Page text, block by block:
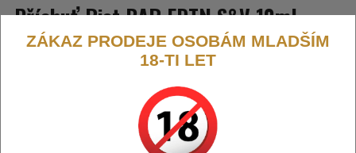
Příchuť Riot BAR EDTN S&V 10ml
Pineapple Ice (Ledový ananas)
Exotická chuť zralého ananasu v kombinaci s ledovým efektem.
Sladká, šťavnatá a zároveň perfektně osvěžující.
Riot Squad (GB)
ZÁKAZ PRODEJE OSOBÁM MLADŠÍM
18-TI LET